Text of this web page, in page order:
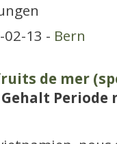
02-13 - Bern
de mer
Gehalt